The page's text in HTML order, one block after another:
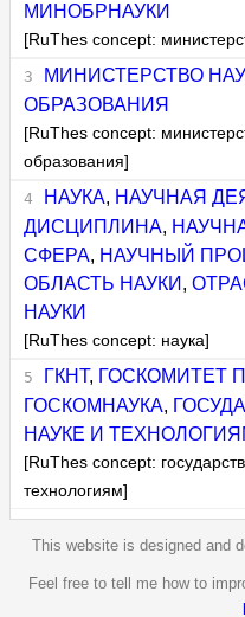
МИНОБРНАУКИ
[RuThes concept:
МИНИСТЕРСТВО
ОБРАЗОВАНИЯ
[RuThes concept:
образования]
НАУКА, НАУЧНАЯ
ДИСЦИПЛИНА,
СФЕРА, НАУЧНЫЙ
ОБЛАСТЬ НАУКИ ,
НАУКИ
[RuThes concept: наука]
ГКНТ, ГОСКОМИТЕТ
ГОСКОМНАУКА,
НАУКЕ И
[RuThes concept:
технологиям]
This website is designed and
Feel free to tell me how to